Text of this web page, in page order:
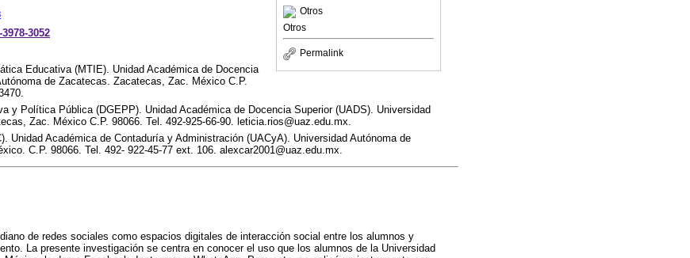
Otros
Otros
Permalink
3052
Educativa (MTIE). Unidad Académica de Docencia
de Zacatecas. Zacatecas, Zac. México C.P.
y Política Pública (DGEPP). Unidad Académica de Docencia Superior (UADS). Universidad
Zac. México C.P. 98066. Tel. 492-925-66-90. leticia.rios@uaz.edu.mx.
Unidad Académica de Contaduría y Administración (UACyA). Universidad Autónoma de
C.P. 98066. Tel. 492- 922-45-77 ext. 106. alexcar2001@uaz.edu.mx.
de redes sociales como espacios digitales de interacción social entre los alumnos y
La presente investigación se centra en conocer el uso que los alumnos de la Universidad